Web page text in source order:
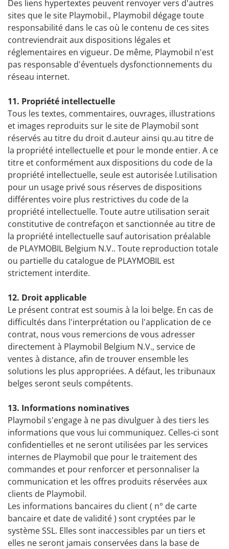
Des liens hypertextes peuvent renvoyer vers d'autres
sites que le site Playmobil., Playmobil dégage toute
responsabilité dans le cas où le contenu de ces sites
contreviendrait aux dispositions légales et
réglementaires en vigueur. De même, Playmobil n'est
pas responsable d'éventuels dysfonctionnements du
réseau internet.
11. Propriété intellectuelle
Tous les textes, commentaires, ouvrages, illustrations
et images reproduits sur le site de Playmobil sont
réservés au titre du droit d.auteur ainsi qu.au titre de
la propriété intellectuelle et pour le monde entier. A ce
titre et conformément aux dispositions du code de la
propriété intellectuelle, seule est autorisée l.utilisation
pour un usage privé sous réserves de dispositions
différentes voire plus restrictives du code de la
propriété intellectuelle. Toute autre utilisation serait
constitutive de contrefaçon et sanctionnée au titre de
la propriété intellectuelle sauf autorisation préalable
de PLAYMOBIL Belgium N.V.. Toute reproduction totale
ou partielle du catalogue de PLAYMOBIL est
strictement interdite.
12. Droit applicable
Le présent contrat est soumis à la loi belge. En cas de
difficultés dans l'interprétation ou l'application de ce
contrat, nous vous remercions de vous adresser
directement à Playmobil Belgium N.V., service de
ventes à distance, afin de trouver ensemble les
solutions les plus appropriées. A défaut, les tribunaux
belges seront seuls compétents.
13. Informations nominatives
Playmobil s'engage à ne pas divulguer à des tiers les
informations que vous lui communiquez. Celles-ci sont
confidentielles et ne seront utilisées par les services
internes de Playmobil que pour le traitement des
commandes et pour renforcer et personnaliser la
communication et les offres produits réservées aux
clients de Playmobil.
Les informations bancaires du client ( n° de carte
bancaire et date de validité ) sont cryptées par le
système SSL. Elles sont inaccessibles par un tiers et
elles ne seront jamais conservées dans la base de